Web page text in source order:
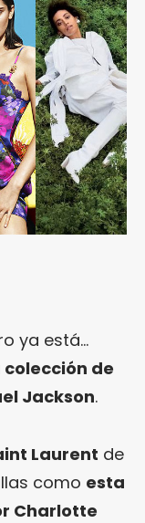
ya está…
de
Jackson.
Laurent de
como esta
Charlotte